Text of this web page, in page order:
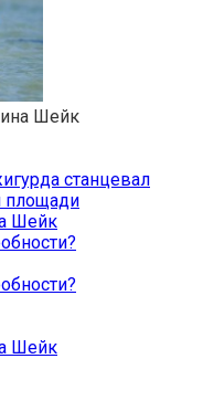
Шейк
станцевал
площади
Шейк
Шейк